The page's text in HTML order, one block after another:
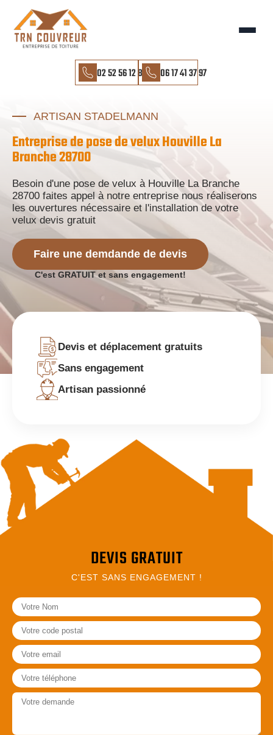
02 52 56 12 85 06 17 41 37 97
ARTISAN STADELMANN
Entreprise de pose de velux Houville La
Branche 28700
Besoin d'une pose de velux à Houville La Branche
28700 faites appel à notre entreprise nous réaliserons
les ouvertures nécessaire et l'installation de votre
velux devis gratuit
Faire une demdande de devis
C'est GRATUIT et sans engagement!
Devis et déplacement gratuits
Sans engagement
Artisan passionné
DEVIS GRATUIT
C'EST SANS ENGAGEMENT !